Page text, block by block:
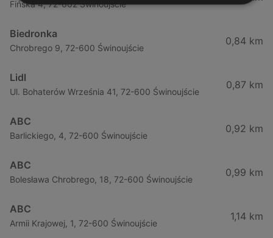
Fińska 4, 72-602 Świnoujście
Biedronka
Chrobrego 9, 72-600 Świnoujście
0,84 km
Lidl
Ul. Bohaterów Września 41, 72-600 Świnoujście
0,87 km
ABC
Barlickiego, 4, 72-600 Świnoujście
0,92 km
ABC
Bolesława Chrobrego, 18, 72-600 Świnoujście
0,99 km
ABC
Armii Krajowej, 1, 72-600 Świnoujście
1,14 km